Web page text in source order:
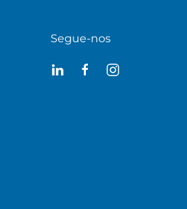
Segue-nos